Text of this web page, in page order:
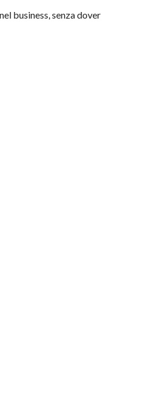
business, senza dover